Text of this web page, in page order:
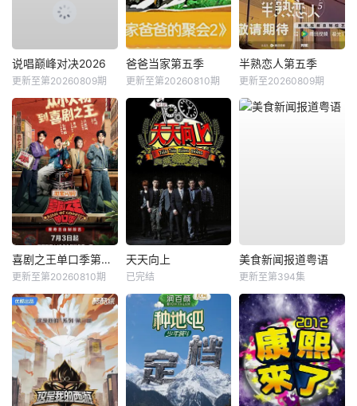
说唱巅峰对决2026
更新至第20260809期
爸爸当家第五季
更新至第20260810期
半熟恋人第五季
更新至20260809期
喜剧之王单口季第三季
更新至第20260810期
天天向上
已完结
美食新闻报道粤语
更新至第394集